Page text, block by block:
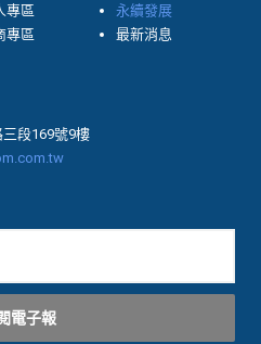
專區
專區
永續發展
最新消息
段169號9樓
電子報